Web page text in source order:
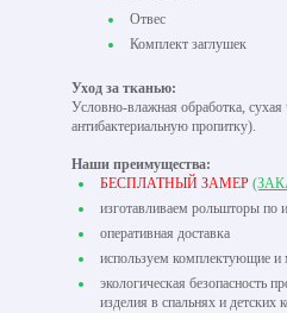
Отвес
Комплект заглушек
Уход за тканью:
Условно-влажная обработка,
антибактериальную пропитку).
Наши преимущества:
БЕСПЛАТНЫЙ ЗАМЕР
изготавливаем рольшторы по
оперативная доставка
используем комплектующие и
экологическая безопасность
изделия в спальнях и детских